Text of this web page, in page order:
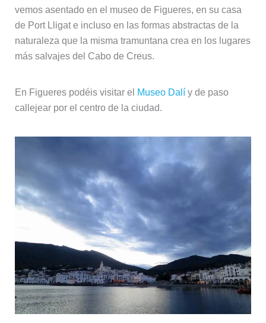
vemos asentado en el museo de Figueres, en su casa
de Port Lligat e incluso en las formas abstractas de la
naturaleza que la misma tramuntana crea en los lugares
más salvajes del Cabo de Creus.
En Figueres podéis visitar el Museo Dalíy de paso
callejear por el centro de la ciudad.